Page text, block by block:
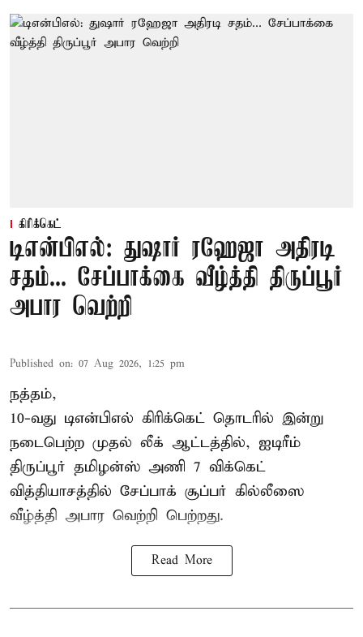
கிரிக்கெட்
டிஎன்பிஎல்: துஷார் ரஹேஜா அதிரடி
சதம்... சேப்பாக்கை வீழ்த்தி திருப்பூர்
அபார வெற்றி
Published on: 07 Aug 2026, 1:25 pm
நத்தம்,
10-வது டிஎன்பிஎல் கிரிக்கெட் தொடரில் இன்று
நடைபெற்ற முதல் லீக் ஆட்டத்தில், ஐடிரீம்
திருப்பூர் தமிழன்ஸ் அணி 7 விக்கெட்
வித்தியாசத்தில் சேப்பாக் சூப்பர் கில்லீஸை
வீழ்த்தி அபார வெற்றி பெற்றது.
Read More